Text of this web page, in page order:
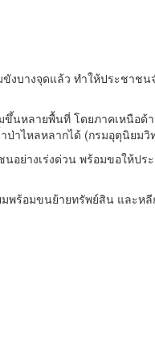
งบางจุดแล้ว ทำให้ประชาช
ขึ้นหลายพื้นที่ โดยภาคเหนือด้
ป่าไหลหลากได้ (กรมอุตุนิยมวิ
อย่างเร่งด่วน พร้อมขอให้ป
พร้อมขนย้ายทรัพย์สิน และหลี